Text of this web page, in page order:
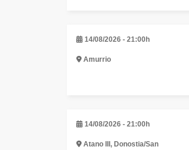
14/08/2026 - 21:00h
Amurrio
14/08/2026 - 21:00h
Atano III, Donostia/San